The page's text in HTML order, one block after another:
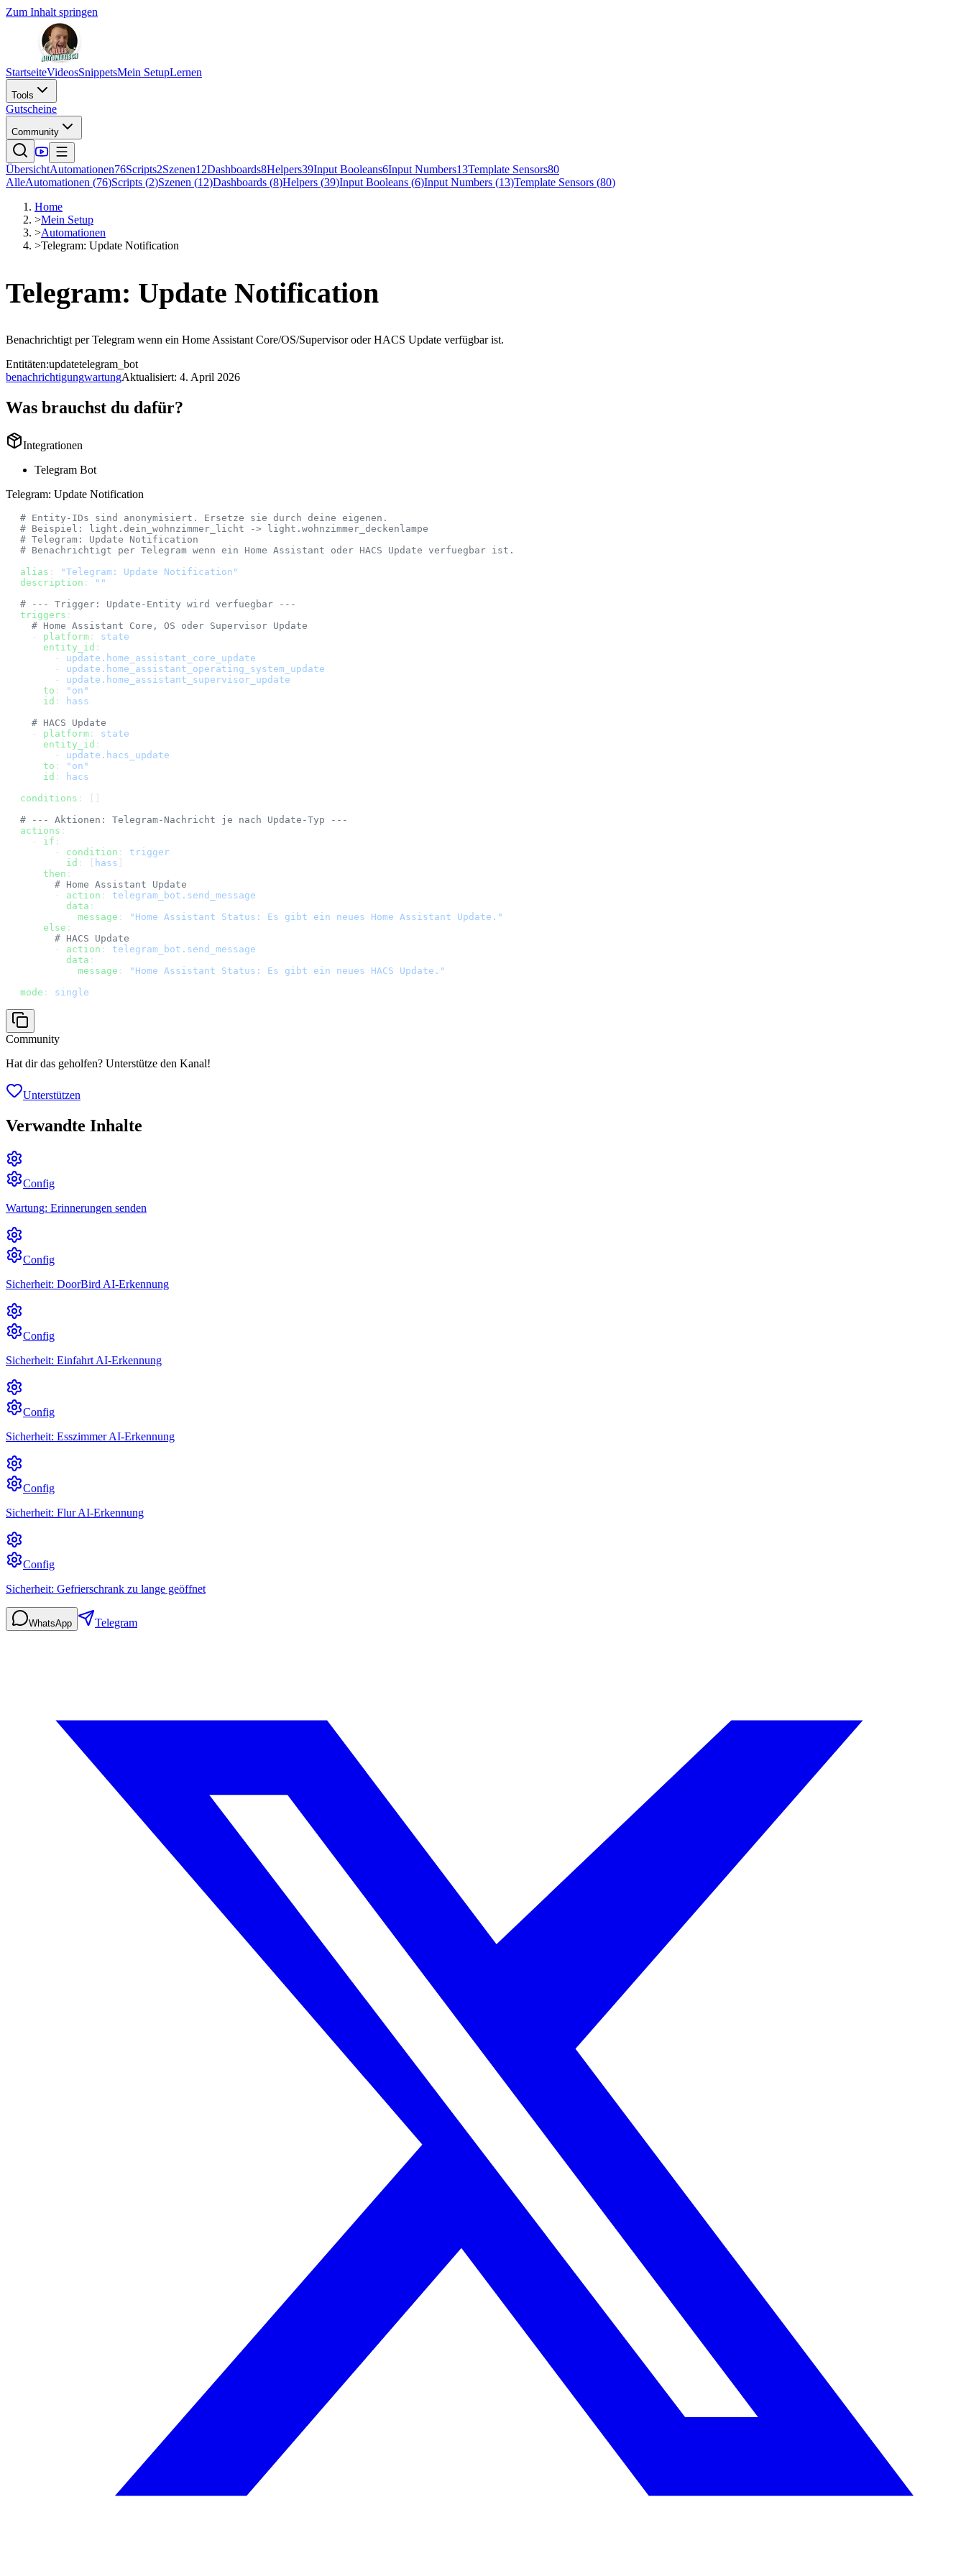
Zum Inhalt springen
StartseiteVideosSnippetsMein SetupLernen
Tools
Gutscheine
Community
ÜbersichtAutomationen76Scripts2Szenen12Dashboards8Helpers39Input Booleans6Input Numbers13Template Sensors80
AlleAutomationen (76)Scripts (2)Szenen (12)Dashboards (8)Helpers (39)Input Booleans (6)Input Numbers (13)Template Sensors (80)
Home
>Mein Setup
>Automationen
>Telegram: Update Notification
Telegram: Update Notification
Benachrichtigt per Telegram wenn ein Home Assistant Core/OS/Supervisor oder HACS Update verfügbar ist.
Entitäten:updatetelegram_bot
benachrichtigungwartungAktualisiert: 4. April 2026
Was brauchst du dafür?
Integrationen
Telegram Bot
Telegram: Update Notification
# Entity-IDs sind anonymisiert. Ersetze sie durch deine eigenen.
# Beispiel: light.dein_wohnzimmer_licht -> light.wohnzimmer_deckenlampe
# Telegram: Update Notification
# Benachrichtigt per Telegram wenn ein Home Assistant oder HACS Update verfuegbar ist.
alias :
"Telegram: Update Notification"
description :
""
# --- Trigger: Update-Entity wird verfuegbar ---
triggers :
  # Home Assistant Core, OS oder Supervisor Update
  -
platform : state
    entity_id
:
      -
update.home_assistant_core_update
      -
update.home_assistant_operating_system_update
      -
update.home_assistant_supervisor_update
    to
:
"on"
    id
:
hass
  # HACS Update
  -
platform : state
    entity_id
:
      -
update.hacs_update
    to
:
"on"
    id
:
hacs
conditions : []
# --- Aktionen: Telegram-Nachricht je nach Update-Typ ---
actions :
  -
if :
      -
condition : trigger
        id
: [ hass
    then
:
      # Home Assistant Update
      -
action : telegram_bot.send_message
        data
:
          message
:
"Home Assistant Status: Es gibt ein neues Home Assistant Update."
    else
:
      # HACS Update
      -
action : telegram_bot.send_message
        data
:
          message
:
"Home Assistant Status: Es gibt ein neues HACS Update."
mode : single
Community
Hat dir das geholfen? Unterstütze den Kanal!
Unterstützen
Verwandte Inhalte
Config
Wartung: Erinnerungen senden
Config
Sicherheit: DoorBird AI-Erkennung
Config
Sicherheit: Einfahrt AI-Erkennung
Config
Sicherheit: Esszimmer AI-Erkennung
Config
Sicherheit: Flur AI-Erkennung
Config
Sicherheit: Gefrierschrank zu lange geöffnet
WhatsApp Telegram